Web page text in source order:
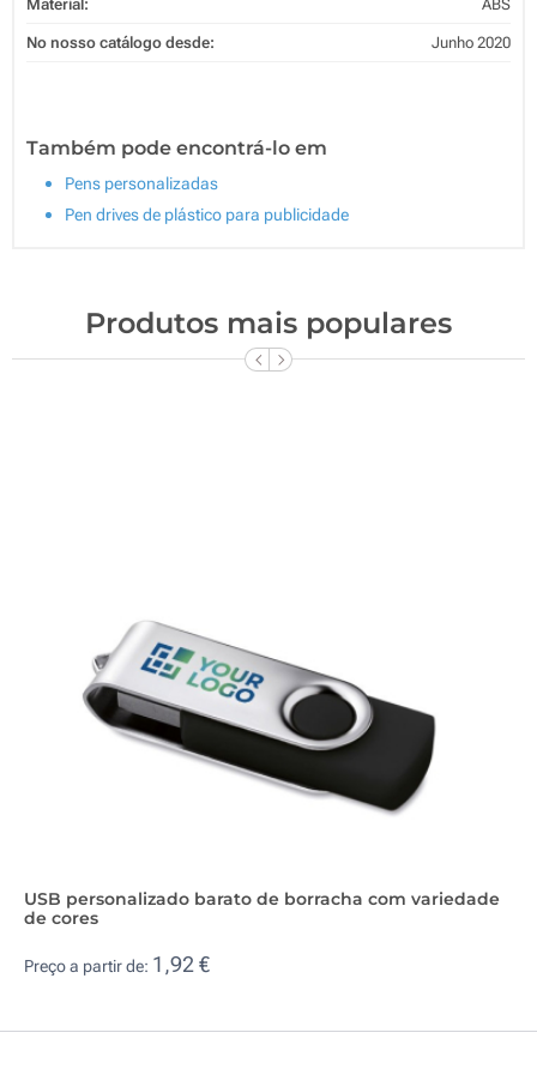
Material: ABS
No nosso catálogo desde: Junho 2020
Também pode encontrá-lo em
Pens personalizadas
Pen drives de plástico para publicidade
Produtos mais populares
USB personalizado barato de borracha com variedade
de cores
Preço a partir de: 1,92 €